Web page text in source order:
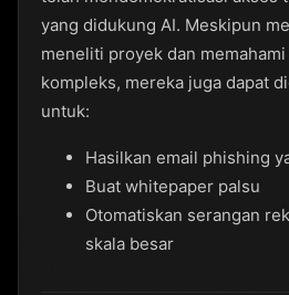
yang didukung AI. Meskipun
meneliti proyek dan
kompleks, mereka juga dapat
untuk:
Hasilkan email phishing
Buat whitepaper palsu
Otomatiskan serangan
skala besar